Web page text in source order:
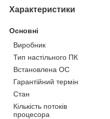
Характеристики
Основні
Виробник
Тип настільного ПК
Встановлена ОС
Гарантійний термін
Стан
Кількість потоків
процесора